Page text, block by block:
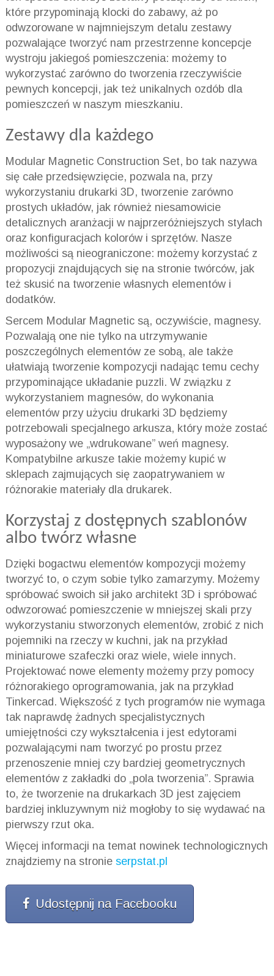
które przypominają klocki do zabawy, aż po
odwzorowane w najmniejszym detalu zestawy
pozwalające tworzyć nam przestrzenne koncepcje
wystroju jakiegoś pomieszczenia: możemy to
wykorzystać zarówno do tworzenia rzeczywiście
pewnych koncepcji, jak też unikalnych ozdób dla
pomieszczeń w naszym mieszkaniu.
Zestawy dla każdego
Modular Magnetic Construction Set, bo tak nazywa
się całe przedsięwzięcie, pozwala na, przy
wykorzystaniu drukarki 3D, tworzenie zarówno
prostych układów, jak również niesamowicie
detalicznych aranżacji w najprzeróżniejszych stylach
oraz konfiguracjach kolorów i sprzętów. Nasze
możliwości są nieograniczone: możemy korzystać z
propozycji znajdujących się na stronie twórców, jak
też skusić na tworzenie własnych elementów i
dodatków.
Sercem Modular Magnetic są, oczywiście, magnesy.
Pozwalają one nie tylko na utrzymywanie
poszczególnych elementów ze sobą, ale także
ułatwiają tworzenie kompozycji nadając temu cechy
przypominające układanie puzzli. W związku z
wykorzystaniem magnesów, do wykonania
elementów przy użyciu drukarki 3D będziemy
potrzebowali specjalnego arkusza, który może zostać
wyposażony we „wdrukowane” weń magnesy.
Kompatybilne arkusze takie możemy kupić w
sklepach zajmujących się zaopatrywaniem w
różnorakie materiały dla drukarek.
Korzystaj z dostępnych szablonów
albo twórz własne
Dzięki bogactwu elementów kompozycji możemy
tworzyć to, o czym sobie tylko zamarzymy. Możemy
spróbować swoich sił jako architekt 3D i spróbować
odwzorować pomieszczenie w mniejszej skali przy
wykorzystaniu stworzonych elementów, zrobić z nich
pojemniki na rzeczy w kuchni, jak na przykład
miniaturowe szafeczki oraz wiele, wiele innych.
Projektować nowe elementy możemy przy pomocy
różnorakiego oprogramowania, jak na przykład
Tinkercad. Większość z tych programów nie wymaga
tak naprawdę żadnych specjalistycznych
umiejętności czy wykształcenia i jest edytorami
pozwalającymi nam tworzyć po prostu przez
przenoszenie mniej czy bardziej geometrycznych
elementów z zakładki do „pola tworzenia”. Sprawia
to, że tworzenie na drukarkach 3D jest zajęciem
bardziej inkluzywnym niż mogłoby to się wydawać na
pierwszy rzut oka.
Więcej informacji na temat nowinek technologicznych
znajdziemy na stronie serpstat.pl
Udostępnij na Facebooku